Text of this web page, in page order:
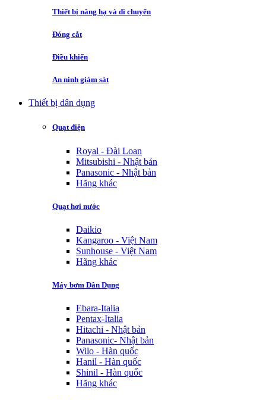
Thiết bị nâng hạ và di chuyển
Đóng cắt
Điều khiển
An ninh giám sát
Thiết bị dân dụng
Quạt điện
Royal - Đài Loan
Mitsubishi - Nhật bản
Panasonic - Nhật bản
Hãng khác
Quạt hơi nước
Daikio
Kangaroo - Việt Nam
Sunhouse - Việt Nam
Hãng khác
Máy bơm Dân Dụng
Ebara-Italia
Pentax-Italia
Hitachi - Nhật bản
Panasonic- Nhật bản
Wilo - Hàn quốc
Hanil - Hàn quốc
Shinil - Hàn quốc
Hãng khác